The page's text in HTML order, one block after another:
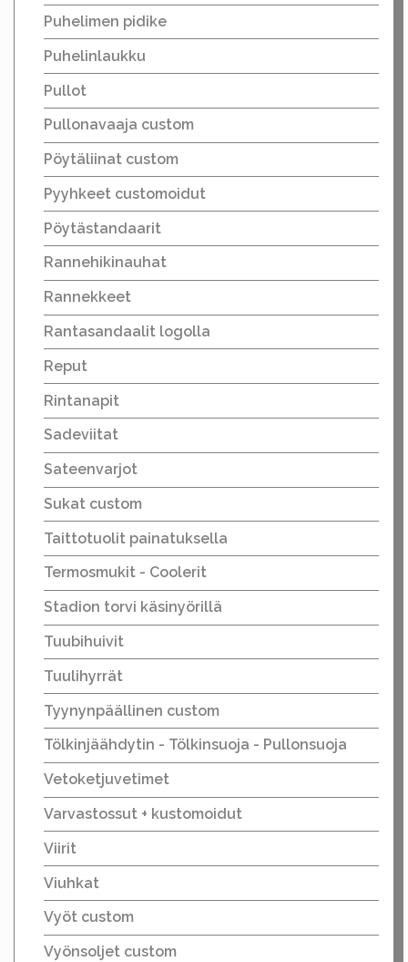
Puhelimen pidike
Puhelinlaukku
Pullot
Pullonavaaja custom
Pöytäliinat custom
Pyyhkeet customoidut
Pöytästandaarit
Rannehikinauhat
Rannekkeet
Rantasandaalit logolla
Reput
Rintanapit
Sadeviitat
Sateenvarjot
Sukat custom
Taittotuolit painatuksella
Termosmukit - Coolerit
Stadion torvi käsinyörillä
Tuubihuivit
Tuulihyrrät
Tyynynpäällinen custom
Tölkinjäähdytin - Tölkinsuoja - Pullonsuoja
Vetoketjuvetimet
Varvastossut + kustomoidut
Viirit
Viuhkat
Vyöt custom
Vyönsoljet custom